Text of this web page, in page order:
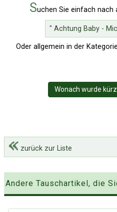
Suchen Sie einfach nach
" Achtung Baby -
Oder allgemein in der
Wonach wurde
zurück zur Liste
Andere Tauschartikel, die